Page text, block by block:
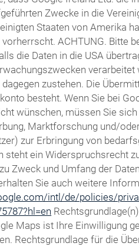
Zwecke in die
Staaten von Amerika
ACHTUNG. Bitte
die Daten in die USA
zustehen. Die
besteht. Wenn Sie bei
wünschen, müssen Sie
Marktforschung und/
zur Erbringung von
ein Widerspruchsrecht
und Umfang der
Sie auch weitere
intl/de/policies/
Maps ist Ihre Einwilligung
Rechtsgrundlage für die